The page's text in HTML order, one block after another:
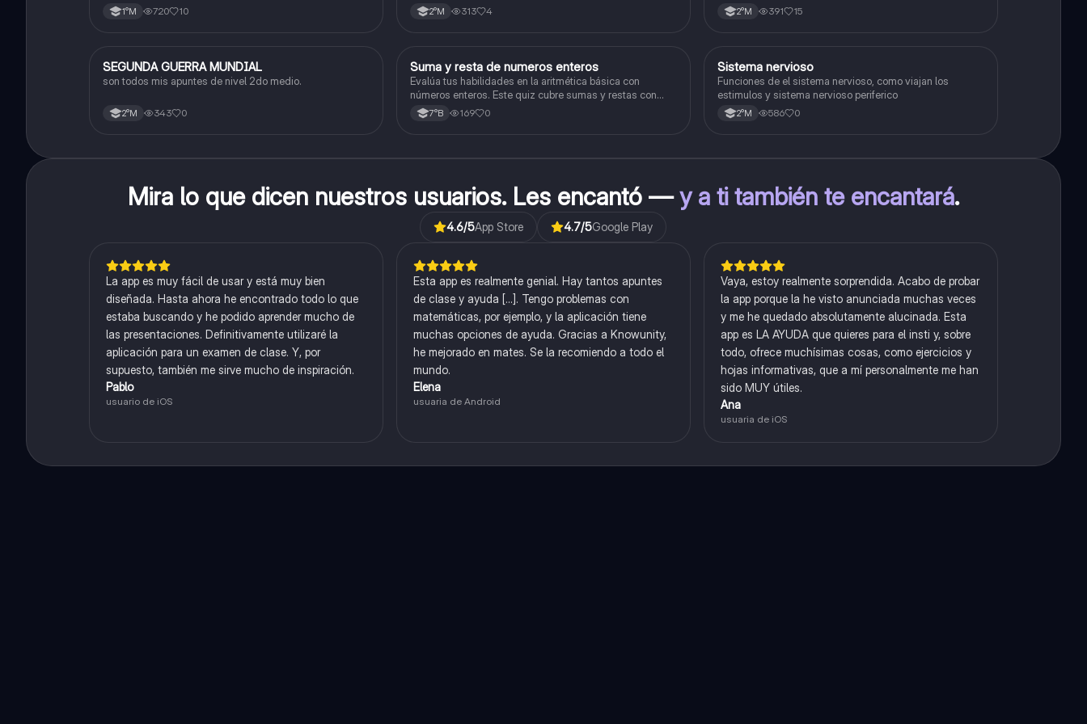
1°M 720 10 2°M 313 4 2°M 391 15
Historia
SEGUNDA GUERRA MUNDIAL
son todos mis apuntes de nivel 2do medio.
2°M 343 0
SMatemáticas
Suma y resta de numeros enteros
Evalúa tus habilidades en la aritmética básica con
números enteros. Este quiz cubre sumas y restas con
números positivos y negativos.
7°B 169 0
SBiología
Sistema nervioso
Funciones de el sistema nervioso, como viajan los
estimulos y sistema nervioso periferico
2°M 586 0
Mira lo que dicen nuestros usuarios. Les encantó —y a ti también te encantará.
4.6/5App Store 4.7/5Google Play
La app es muy fácil de usar y está muy bien
diseñada. Hasta ahora he encontrado todo lo que
estaba buscando y he podido aprender mucho de
las presentaciones. Definitivamente utilizaré la
aplicación para un examen de clase. Y, por
supuesto, también me sirve mucho de inspiración.
Pablo
usuario de iOS
Esta app es realmente genial. Hay tantos apuntes
de clase y ayuda [...]. Tengo problemas con
matemáticas, por ejemplo, y la aplicación tiene
muchas opciones de ayuda. Gracias a Knowunity,
he mejorado en mates. Se la recomiendo a todo el
mundo.
Elena
usuaria de Android
Vaya, estoy realmente sorprendida. Acabo de probar
la app porque la he visto anunciada muchas veces
y me he quedado absolutamente alucinada. Esta
app es LA AYUDA que quieres para el insti y, sobre
todo, ofrece muchísimas cosas, como ejercicios y
hojas informativas, que a mí personalmente me han
sido MUY útiles.
Ana
usuaria de iOS